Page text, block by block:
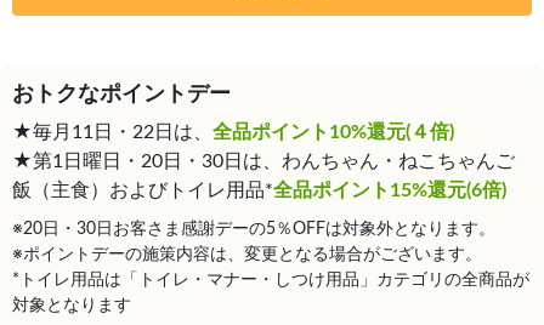
おトクなポイントデー
★毎月11日・22日は、 全品ポイント10%還元(４倍)
★第1日曜日・20日・30日は、わんちゃん・ねこちゃんご
飯（主食）およびトイレ用品*全品ポイント15%還元(6倍)
※20日・30日お客さま感謝デーの5％OFFは対象外となります。
※ポイントデーの施策内容は、変更となる場合がございます。
*トイレ用品は「トイレ・マナー・しつけ用品」カテゴリの全商品が
対象となります